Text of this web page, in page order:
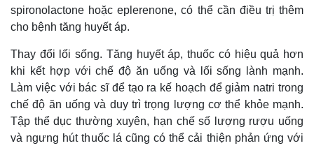
spironolactone hoặc eplerenone, có thể cần điều trị thêm
cho bệnh tăng huyết áp.
Thay đổi lối sống. Tăng huyết áp, thuốc có hiệu quả hơn
khi kết hợp với chế độ ăn uống và lối sống lành mạnh.
Làm việc với bác sĩ để tạo ra kế hoạch để giảm natri trong
chế độ ăn uống và duy trì trọng lượng cơ thể khỏe mạnh.
Tập thể dục thường xuyên, hạn chế số lượng rượu uống
và ngưng hút thuốc lá cũng có thể cải thiện phản ứng với